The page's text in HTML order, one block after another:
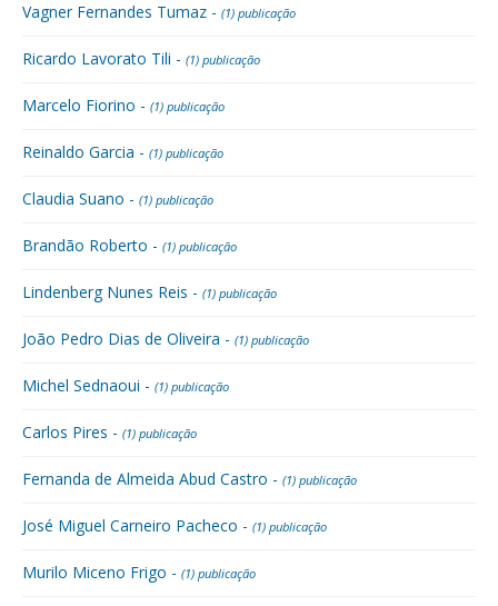
Vagner Fernandes Tumaz - (1) publicação
Ricardo Lavorato Tili - (1) publicação
Marcelo Fiorino - (1) publicação
Reinaldo Garcia - (1) publicação
Claudia Suano - (1) publicação
Brandão Roberto - (1) publicação
Lindenberg Nunes Reis - (1) publicação
João Pedro Dias de Oliveira - (1) publicação
Michel Sednaoui - (1) publicação
Carlos Pires - (1) publicação
Fernanda de Almeida Abud Castro - (1) publicação
José Miguel Carneiro Pacheco - (1) publicação
Murilo Miceno Frigo - (1) publicação